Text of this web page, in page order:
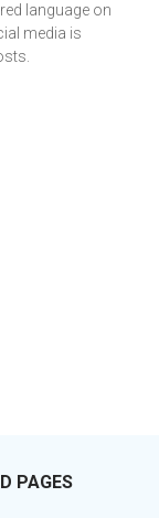
language on
media is
PAGES